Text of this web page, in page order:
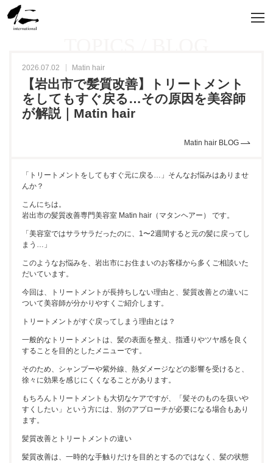
2026.07.02 Matin hair
【岩出市で髪質改善】トリートメント
をしてもすぐ戻る…その原因を美容師
が解説｜Matin hair
Matin hair BLOG
「トリートメントをしてもすぐ元に戻る…」そんなお悩みはありませ
んか？
こんにちは。
岩出市の髪質改善専門美容室 Matin hair（マタンヘアー） です。
「美容室ではサラサラだったのに、1〜2週間すると元の髪に戻ってし
まう…」
このようなお悩みを、岩出市にお住まいのお客様から多くご相談いた
だいています。
今回は、トリートメントが長持ちしない理由と、髪質改善との違いに
ついて美容師が分かりやすくご紹介します。
トリートメントがすぐ戻ってしまう理由とは？
一般的なトリートメントは、髪の表面を整え、指通りやツヤ感を良く
することを目的としたメニューです。
そのため、シャンプーや紫外線、熱ダメージなどの影響を受けると、
徐々に効果を感じにくくなることがあります。
もちろんトリートメントも大切なケアですが、「髪そのものを扱いや
すくしたい」という方には、別のアプローチが必要になる場合もあり
ます。
髪質改善とトリートメントの違い
髪質改善は、一時的な手触りだけを目的とするのではなく、髪の状態